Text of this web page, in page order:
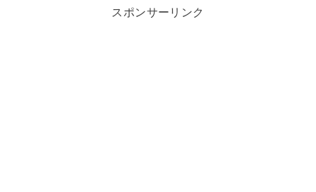
スポンサーリンク